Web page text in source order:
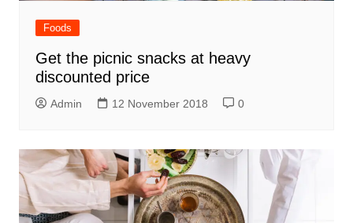
Foods
Get the picnic snacks at heavy
discounted price
Admin 12 November 2018 0